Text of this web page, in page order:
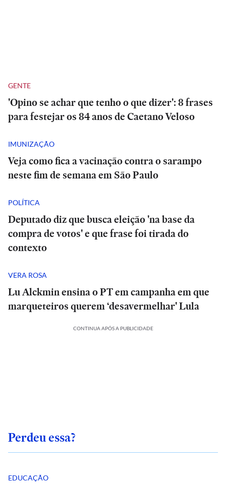
GENTE
'Opino se achar que tenho o que dizer': 8 frases
para festejar os 84 anos de Caetano Veloso
IMUNIZAÇÃO
Veja como fica a vacinação contra o sarampo
neste fim de semana em São Paulo
POLÍTICA
Deputado diz que busca eleição 'na base da
compra de votos' e que frase foi tirada do
contexto
VERA ROSA
Lu Alckmin ensina o PT em campanha em que
marqueteiros querem ‘desavermelhar' Lula
CONTINUA APÓS A PUBLICIDADE
Perdeu essa?
EDUCAÇÃO